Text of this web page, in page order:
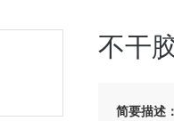
不干
简要描述